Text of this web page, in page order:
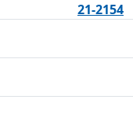
21-2154